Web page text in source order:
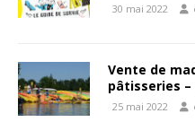
30 mai 2022
Vente de
pâtisseries
25 mai 2022